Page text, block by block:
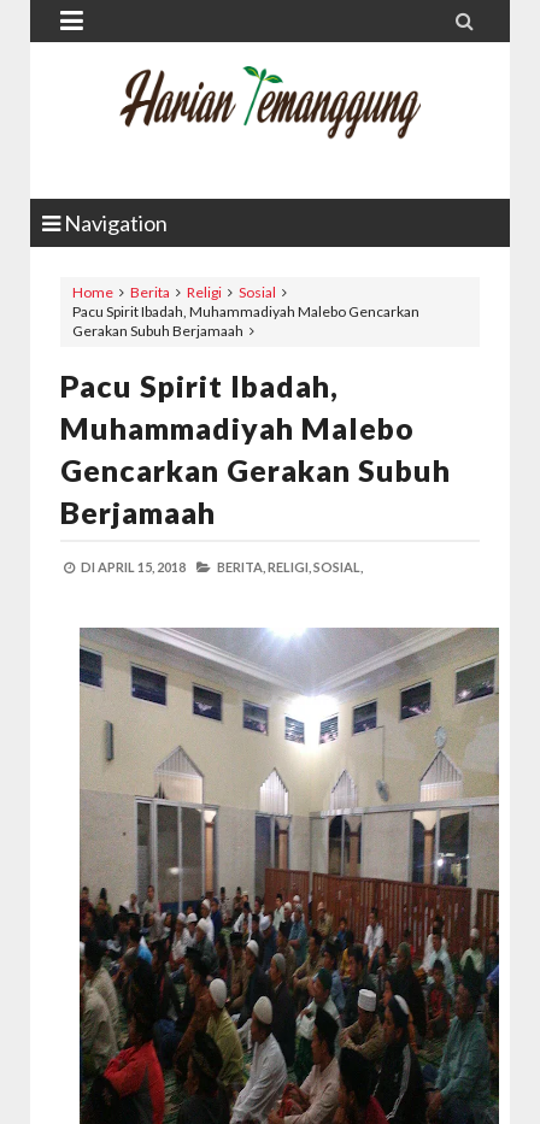
 
Navigation
Home Berita Religi
Sosial
Pacu Spirit Ibadah, Muhammadiyah Malebo Gencarkan
Gerakan Subuh Berjamaah
Pacu Spirit Ibadah,
Muhammadiyah Malebo
Gencarkan Gerakan Subuh
Berjamaah
DI APRIL 15, 2018 BERITA, RELIGI, SOSIAL,